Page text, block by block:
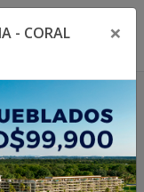
- CORAL
×